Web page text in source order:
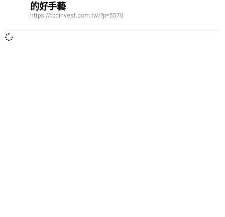
的好手藝
https://tbcinvest.com.tw/?p=5570